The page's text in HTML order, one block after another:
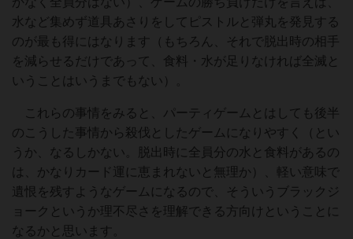
水など集めず道具あさりをしてピストルと弾丸を発見する
のが最も得にはなります（もちろん、それで脱出時の相手
を減らせるだけであって、食料・水が足りなければ全滅と
いうことはいうまでもない）。
これらの事情をみると、パーティゲームとはしても後半
のこうした事情から殺伐としたゲームになりやすく（とい
うか、なるしかない。脱出時に全員分の水と食料があるの
は、かなりカード運に恵まれないと無理か）、軽い意味で
遺恨を残すようなゲームになるので、そういうブラックジ
ョークというか理不尽さを理解できる方向けということに
なるかと思います。